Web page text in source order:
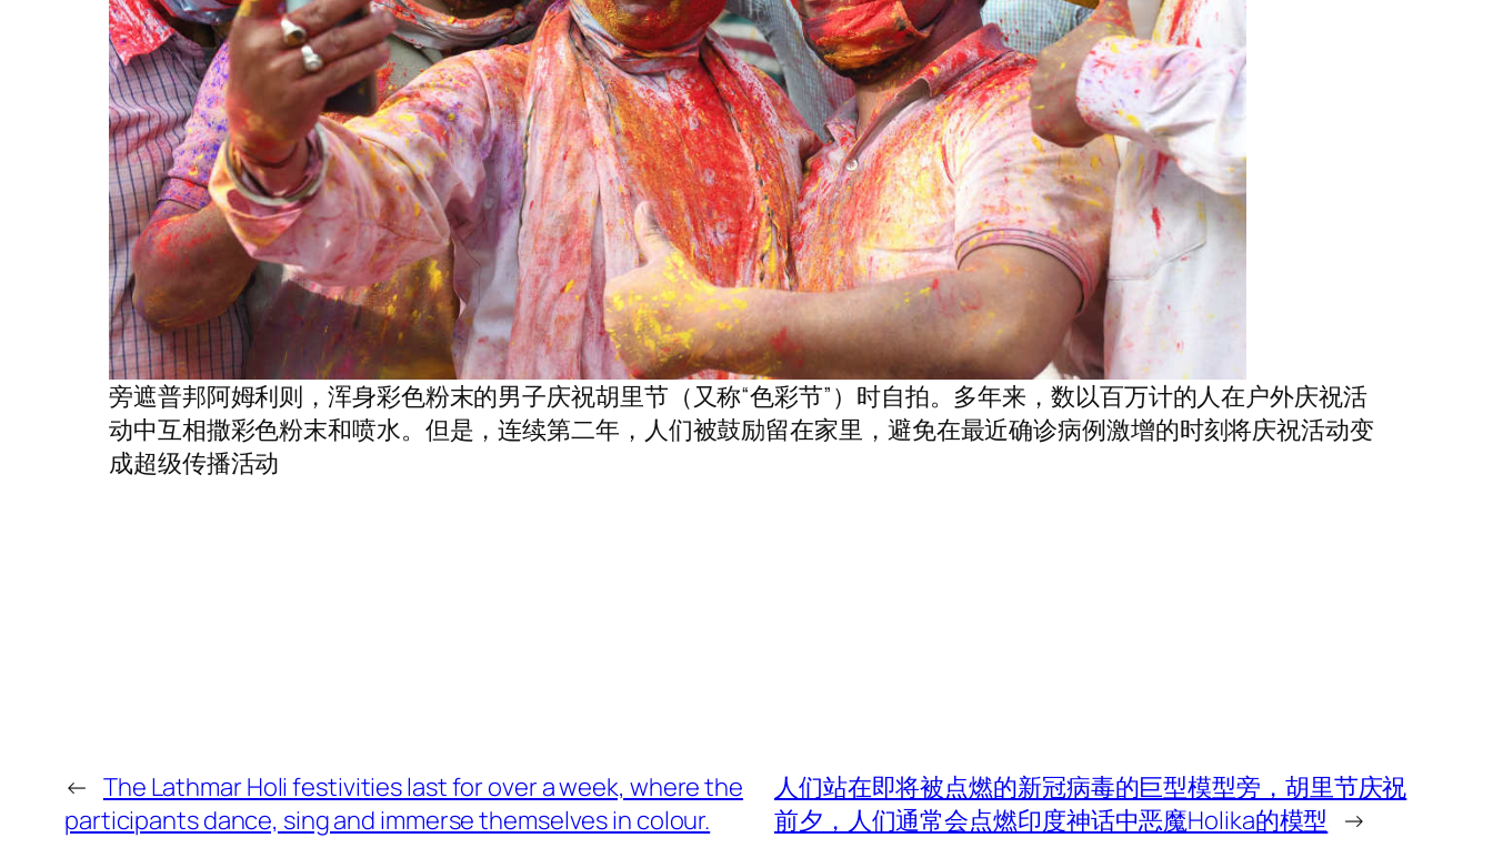
旁遮普邦阿姆利则，浑身彩色粉末的男子庆祝胡里节（又称“色彩节”）时自拍。多年来，数以百万计的人在户外庆祝活
动中互相撒彩色粉末和喷水。但是，连续第二年，人们被鼓励留在家里，避免在最近确诊病例激增的时刻将庆祝活动变
成超级传播活动
← The Lathmar Holi festivities last for over a week, where the
participants dance, sing and immerse themselves in colour.
人们站在即将被点燃的新冠病毒的巨型模型旁，胡里节庆祝
前夕，人们通常会点燃印度神话中恶魔Holika的模型 →